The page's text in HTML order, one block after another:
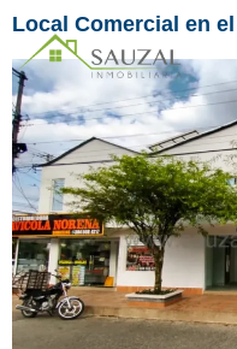
Local Comercial en